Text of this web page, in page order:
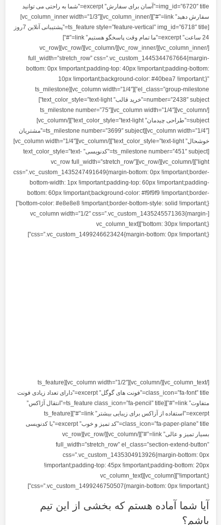
img_id=”6720″ title=”آسان برای سفارش” excerpt=”شما به راحتی می توانید
سفارش دهید” link=”#”][/vc_column_inner][vc_column_inner width=”1/3″]
[ts_feature style=”feature-vertical” img_id=”6718″ title=”پشتیبانی آنلاین 7روز
24 ساعت” excerpt=”ما تمام وقت پاسخگو هستیم” link=”#”]
[/vc_column_inner][/vc_row_inner][/vc_column][/vc_row][vc_row
full_width=”stretch_row”
bottom: 0px !important;padding-top:
10px
el_class=”group-milestone”][vc_column width=”1/4″][ts_milestone
number=”2438″ subject=”خرید قالب” text_color_style=”text-light”]
[/vc_column][vc_column width=”1/4″][ts_milestone number=”75″
subject=”طراحی چیدمان” text_color_style=”text-light”][/vc_column]
[vc_column width=”1/4″][ts_milestone number=”3699″ subject=”مشتریان
خوشحال” text_color_style=”text-light”][/vc_column][vc_column width=”1/4″]
[ts_milestone number=”451″ subject=”کدنویسی” text_color_style=”text-
light”][/vc_column][/vc_row][vc_row full_width=”stretch_row”
css=”.vc_custom_1435247491649{margin-
bottom-width: 1px !important;padding-
bottom: 60px !important;background-
bottom-color: #e8e8e8 !important;border-bottom-style: solid !important;}”]
[vc_column width=”1/2″
bottom: 30px
[/vc_column_text][/vc_column][vc_column width=”1/2″][ts_feature
class_icon=”fa-font” title=”فونت های گوگل” excerpt=”دارای تعداد زیادی فونت
متفاوت” link=”#”][ts_feature class_icon=”fa-pencil” title=”انتقال آژاکس”
excerpt=”استفاده از آزاکس برای زیبایی بیشتر” link=”#”][ts_feature
class_icon=”fa-paper-plane” title=”کد تمیز و خوب” excerpt=”با کدنویسی
بسیار تمیز و عالی” link=”#”][/vc_column][/vc_row][vc_row
full_width=”stretch_row”
!important;padding-top: 45px
که بخشی از این تیم